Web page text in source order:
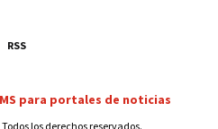
RSS
para portales de noticias
los derechos reservados.